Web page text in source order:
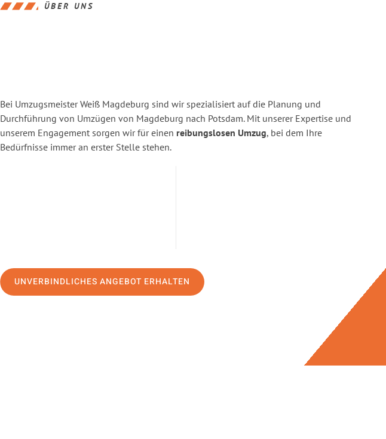
ÜBER UNS
Bei Umzugsmeister Weiß Magdeburg sind wir spezialisiert auf die Planung und
Durchführung von Umzügen von Magdeburg nach Potsdam. Mit unserer Expertise und
unserem Engagement sorgen wir für einen reibungslosen Umzug, bei dem Ihre
Bedürfnisse immer an erster Stelle stehen.
UNVERBINDLICHES ANGEBOT ERHALTEN